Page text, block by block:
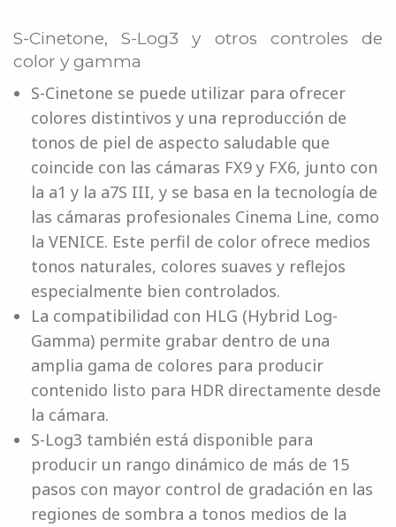
S-Cinetone, S-Log3 y otros controles de
color y gamma
S-Cinetone se puede utilizar para ofrecer
colores distintivos y una reproducción de
tonos de piel de aspecto saludable que
coincide con las cámaras FX9 y FX6, junto con
la a1 y la a7S III, y se basa en la tecnología de
las cámaras profesionales Cinema Line, como
la VENICE. Este perfil de color ofrece medios
tonos naturales, colores suaves y reflejos
especialmente bien controlados.
La compatibilidad con HLG (Hybrid Log-
Gamma) permite grabar dentro de una
amplia gama de colores para producir
contenido listo para HDR directamente desde
la cámara.
S-Log3 también está disponible para
producir un rango dinámico de más de 15
pasos con mayor control de gradación en las
regiones de sombra a tonos medios de la